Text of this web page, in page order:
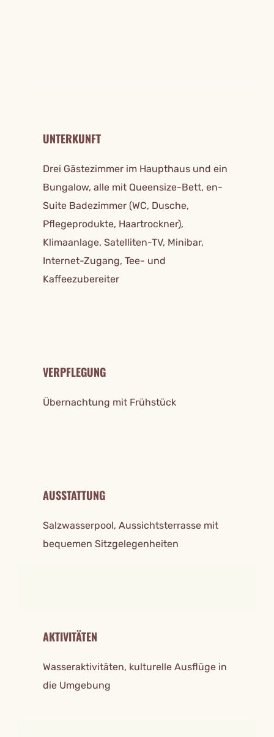
UNTERKUNFT
Drei Gästezimmer im Haupthaus und ein
Bungalow, alle mit Queensize-Bett, en-
Suite Badezimmer (WC, Dusche,
Pflegeprodukte, Haartrockner),
Klimaanlage, Satelliten-TV, Minibar,
Internet-Zugang, Tee- und
Kaffeezubereiter
VERPFLEGUNG
Übernachtung mit Frühstück
AUSSTATTUNG
Salzwasserpool, Aussichtsterrasse mit
bequemen Sitzgelegenheiten
AKTIVITÄTEN
Wasseraktivitäten, kulturelle Ausflüge in
die Umgebung